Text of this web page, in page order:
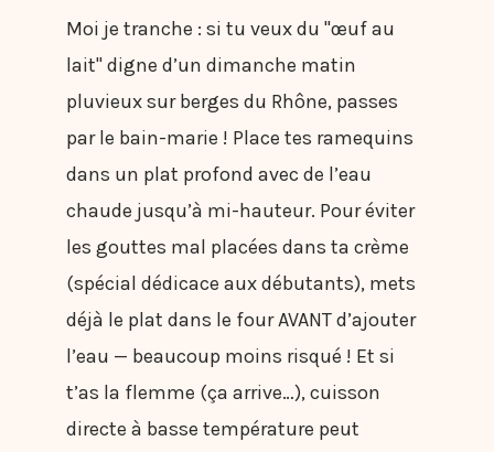
Moi je tranche : si tu veux du "œuf au
lait" digne d’un dimanche matin
pluvieux sur berges du Rhône, passes
par le bain-marie ! Place tes ramequins
dans un plat profond avec de l’eau
chaude jusqu’à mi-hauteur. Pour éviter
les gouttes mal placées dans ta crème
(spécial dédicace aux débutants), mets
déjà le plat dans le four AVANT d’ajouter
l’eau — beaucoup moins risqué ! Et si
t’as la flemme (ça arrive…), cuisson
directe à basse température peut